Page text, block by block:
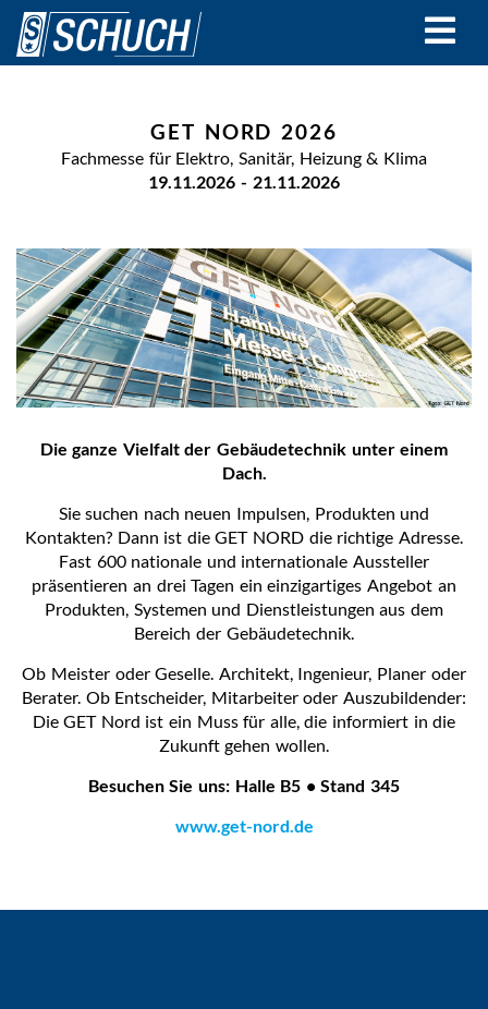
Direkt
zum
Inhalt
GET NORD 2026
Fachmesse für Elektro, Sanitär, Heizung & Klima
19.11.2026 - 21.11.2026
Die ganze Vielfalt der Gebäudetechnik unter einem
Dach.
Sie suchen nach neuen Impulsen, Produkten und
Kontakten? Dann ist die GET NORD die richtige Adresse.
Fast 600 nationale und internationale Aussteller
präsentieren an drei Tagen ein einzigartiges Angebot an
Produkten, Systemen und Dienstleistungen aus dem
Bereich der Gebäudetechnik.
Ob Meister oder Geselle. Architekt, Ingenieur, Planer oder
Berater. Ob Entscheider, Mitarbeiter oder Auszubildender:
Die GET Nord ist ein Muss für alle, die informiert in die
Zukunft gehen wollen.
Besuchen Sie uns: Halle B5 • Stand 345
www.get-nord.de